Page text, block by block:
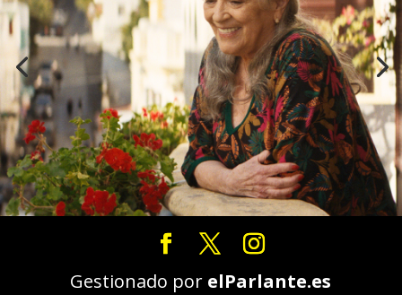
Gestionado por elParlante.es